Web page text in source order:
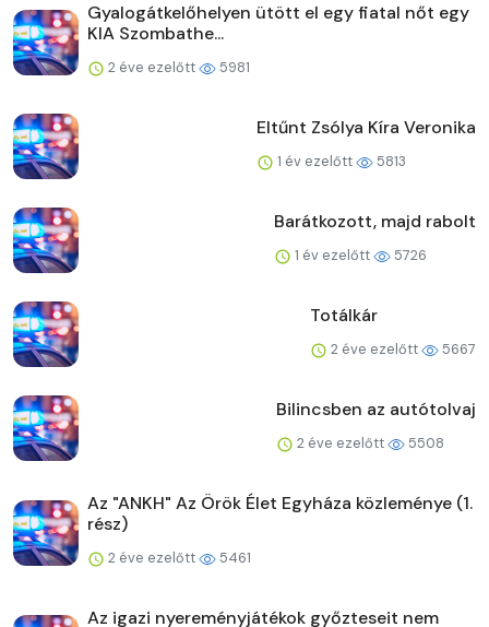
Gyalogátkelőhelyen ütött el egy fiatal nőt egy
KIA Szombathe...
2 éve ezelőtt 5981
Eltűnt Zsólya Kíra Veronika
1 év ezelőtt 5813
Barátkozott, majd rabolt
1 év ezelőtt 5726
Totálkár
2 éve ezelőtt 5667
Bilincsben az autótolvaj
2 éve ezelőtt 5508
Az "ANKH" Az Örök Élet Egyháza közleménye (1.
rész)
2 éve ezelőtt 5461
Az igazi nyereményjátékok győzteseit nem